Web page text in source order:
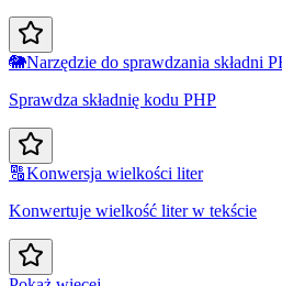
🐘Narzędzie do sprawdzania składni
Sprawdza składnię kodu PHP
🔠Konwersja wielkości liter
Konwertuje wielkość liter w tekście